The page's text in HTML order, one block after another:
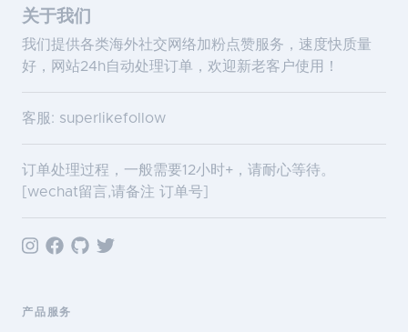
关于我们
我们提供各类海外社交网络加粉点赞服务，速度快质量
好，网站24h自动处理订单，欢迎新老客户使用！
客服: superlikefollow
订单处理过程，一般需要12小时+，请耐心等待。
[wechat留言,请备注 订单号]
产品服务